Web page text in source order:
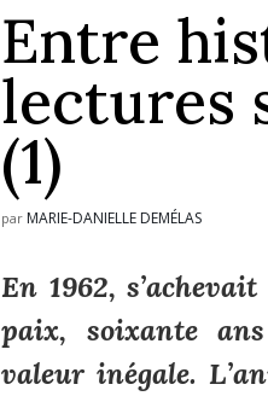
Entre
lectures
(1)
par MARIE-DANIELLE DEMÉLAS
En 1962,
paix, soixante ans
valeur inégale.